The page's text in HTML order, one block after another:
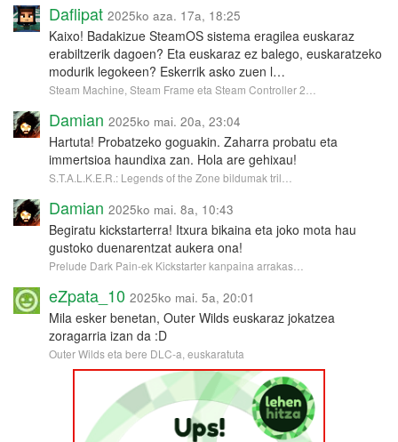
Daflipat 2025ko aza. 17a, 18:25
Kaixo! Badakizue SteamOS sistema eragilea euskaraz
erabiltzerik dagoen? Eta euskaraz ez balego, euskaratzeko
modurik legokeen? Eskerrik asko zuen l…
Steam Machine, Steam Frame eta Steam Controller 2…
Damian 2025ko mai. 20a, 23:04
Hartuta! Probatzeko goguakin. Zaharra probatu eta
immertsioa haundixa zan. Hola are gehixau!
S.T.A.L.K.E.R.: Legends of the Zone bildumak tril…
Damian 2025ko mai. 8a, 10:43
Begiratu kickstarterra! Itxura bikaina eta joko mota hau
gustoko duenarentzat aukera ona!
Prelude Dark Pain-ek Kickstarter kanpaina arrakas…
eZpata_10 2025ko mai. 5a, 20:01
Mila esker benetan, Outer Wilds euskaraz jokatzea
zoragarria izan da :D
Outer Wilds eta bere DLC-a, euskaratuta